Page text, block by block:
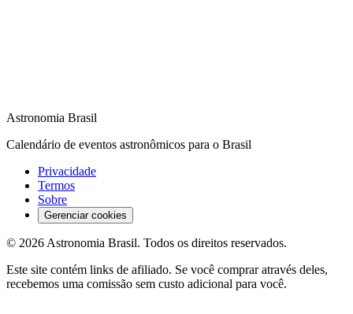
Astronomia Brasil
Calendário de eventos astronômicos para o Brasil
Privacidade
Termos
Sobre
Gerenciar cookies
© 2026 Astronomia Brasil. Todos os direitos reservados.
Este site contém links de afiliado. Se você comprar através deles,
recebemos uma comissão sem custo adicional para você.